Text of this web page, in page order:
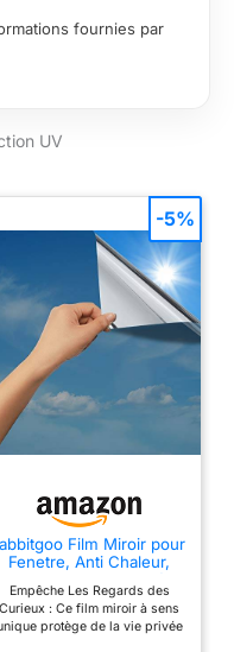
les dommages
par les UV.
gamme
et
créer un
unique qui
valeur votre
d'équipe. Deux
sont
Compatibilité
polyvalente :
cadre est
pour
de football,
ball, baseball,
facile
est livré
tout ce dont
besoin
fournies par
UV
Film Miroir pour
Fenetre, Anti Chaleur,
Empêche Les Regards des
Curieux : Ce film miroir à sens
protège de la vie privée
-5%